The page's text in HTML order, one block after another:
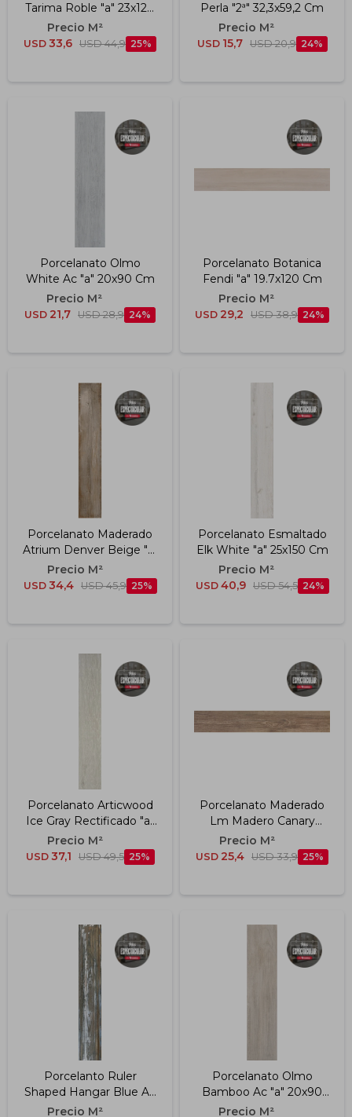
Tarima Roble "a" 23x120
Cm
USD 33,6 USD 44,9 25
Perla "2ª" 32,3x59,2 Cm
USD 15,7 USD 20,9 24
Porcelanato Olmo
White Ac "a" 20x90 Cm
USD 21,7 USD 28,9 24
Porcelanato Botanica
Fendi "a" 19.7x120 Cm
USD 29,2 USD 38,9 24
Porcelanato Maderado
Atrium Denver Beige "a"
20x120 Cm
USD 34,4 USD 45,9 25
Porcelanato Esmaltado
Elk White "a" 25x150 Cm
USD 40,9 USD 54,5 24
Porcelanato Articwood
Ice Gray Rectificado "a"
23x120 Cm
USD 37,1 USD 49,5 25
Porcelanato Maderado
Lm Madero Canary
Rectificado A" 20x120
Cm
USD 25,4 USD 33,9 25
Porcelanto Ruler
Shaped Hangar Blue Ac
Rt "a" 20x120 Cm
Porcelanato Olmo
Bamboo Ac "a" 20x90
Cm